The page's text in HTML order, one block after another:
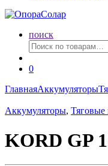
поиск
Искать:
0
ГлавнаяАккумуляторы
Аккумуляторы, Тяговые
KORD GP